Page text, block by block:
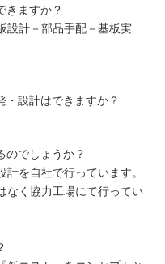
きますか？
設計－部品手配－基板実
・設計はできますか？
のでしょうか？
を自社で行っています。
く協力工場にて行ってい